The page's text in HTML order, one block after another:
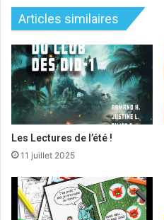
Articles similaires
Les Lectures de l’été !
11 juillet 2025